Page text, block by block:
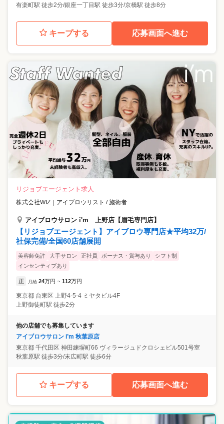
有楽町駅 徒歩2分/銀座一丁目駅 徒歩3分/京橋駅 徒歩8分
キープする 応募画面へ進む
リジョブエージェント求人
株式会社WIZ アイブロウリスト / 施術者
アイブロウサロン i'm 上野店【眉毛専門店】
【リジョブエージェント】アイブロウ専門店★平均32万/
社保完備/全国60店舗展開
美容師免許 大手サロン 正社員 ボーナス・賞与あり
シフト制
インセンティブあり
正 月給 24万円 ~ 112万円
東京都 台東区 上野4-5-4 ミヤタビル4F
上野御徒町駅 徒歩2分
他の店舗でも募集しています
アイブロウサロン i’m 秋葉原店
東京都 千代田区 神田練塀町66 ヴィラージュドクロシェビル501号室
秋葉原駅 徒歩3分/末広町駅 徒歩6分
キープする 応募画面へ進む